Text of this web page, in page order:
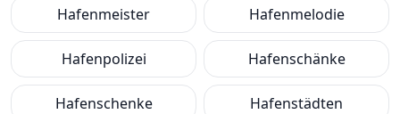
Hafenmeister Hafenmelodie
Hafenpolizei Hafenschänke
Hafenschenke Hafenstädten